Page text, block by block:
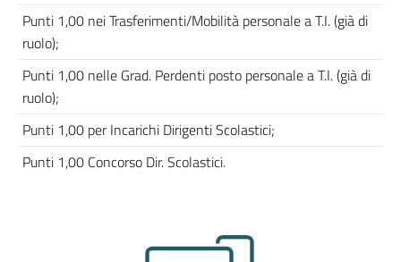
Punti 1,00 nei Trasferimenti/Mobilità personale a T.I. (già di
ruolo);
Punti 1,00 nelle Grad. Perdenti posto personale a T.I. (già di
ruolo);
Punti 1,00 per Incarichi Dirigenti Scolastici;
Punti 1,00 Concorso Dir. Scolastici.